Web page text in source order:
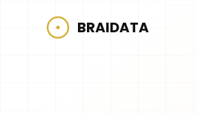
BRAIDATA